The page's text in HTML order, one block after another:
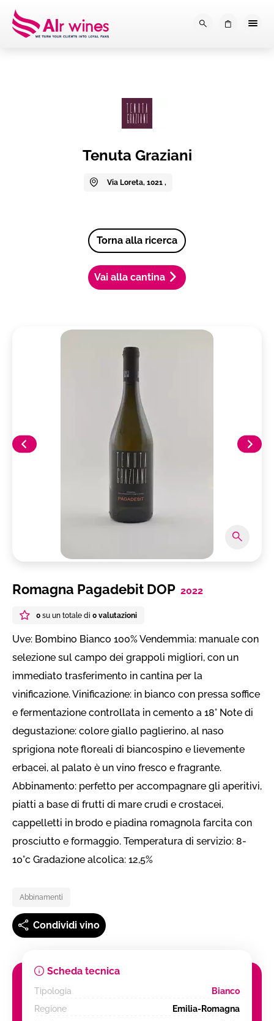
Dalla loro vendemmia, alla
Tenuta Graziani
Via Loreta, 1021 ,
Torna alla ricerca
Vai alla cantina
Romagna Pagadebit DOP 2022
0 su un totale di 0 valutazioni
Uve: Bombino Bianco 100% Vendemmia: manuale con
selezione sul campo dei grappoli migliori, con un
immediato trasferimento in cantina per la
vinificazione. Vinificazione: in bianco con pressa soffice
e fermentazione controllata in cemento a 18° Note di
degustazione: colore giallo paglierino, al naso
sprigiona note floreali di biancospino e lievemente
erbacei, al palato è un vino fresco e fragrante.
Abbinamento: perfetto per accompagnare gli aperitivi,
piatti a base di frutti di mare crudi e crostacei,
cappelletti in brodo e piadina romagnola farcita con
prosciutto e formaggio. Temperatura di servizio: 8-
10°c Gradazione alcolica: 12,5%
Abbinamenti
Condividi vino
Scheda tecnica
Tipologia
Bianco
Regione
Emilia-Romagna